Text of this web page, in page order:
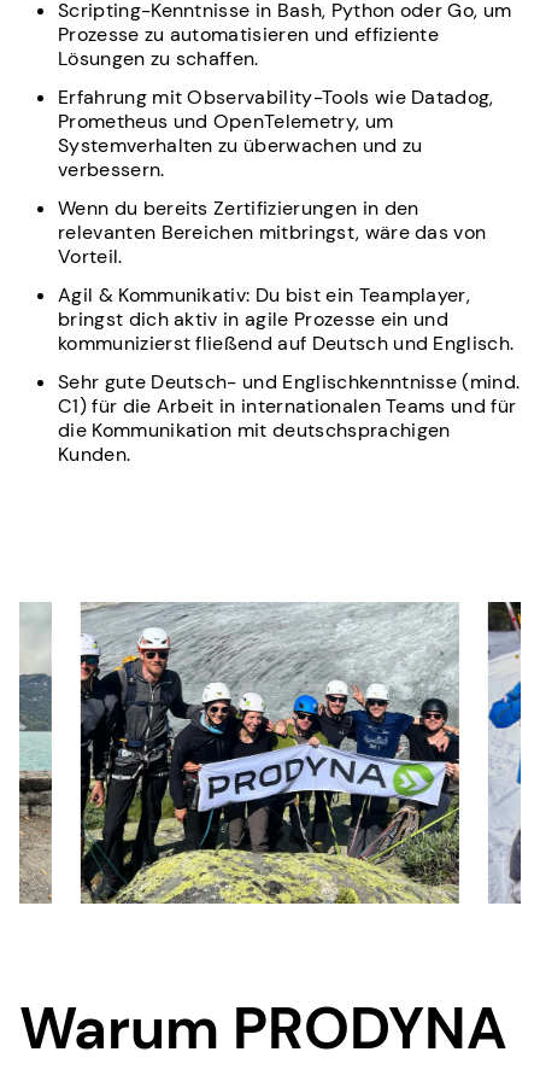
Scripting-Kenntnisse in Bash, Python oder Go, um
Prozesse zu automatisieren und effiziente
Lösungen zu schaffen.
Erfahrung mit Observability-Tools wie Datadog,
Prometheus und OpenTelemetry, um
Systemverhalten zu überwachen und zu
verbessern.
Wenn du bereits Zertifizierungen in den
relevanten Bereichen mitbringst, wäre das von
Vorteil.
Agil & Kommunikativ: Du bist ein Teamplayer,
bringst dich aktiv in agile Prozesse ein und
kommunizierst fließend auf Deutsch und Englisch.
Sehr gute Deutsch- und Englischkenntnisse (mind.
C1) für die Arbeit in internationalen Teams und für
die Kommunikation mit deutschsprachigen
Kunden.
Warum PRODYNA